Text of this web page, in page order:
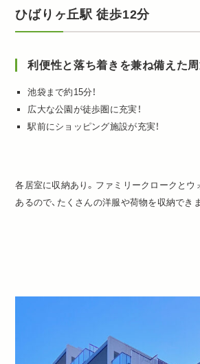
ひばりヶ丘駅 徒歩12分
利便性と落ち着きを兼ね備えた
池袋まで約15分！
広大な公園が徒歩圏に充実！
駅前にショッピング施設が充実！
各居室に収納あり。ファミリークロークとウ
あるので、たくさんの洋服や荷物を収納できま